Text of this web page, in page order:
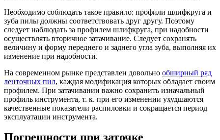
Необходимо соблюдать такое правило: профили шлифкруга и
зуба пилы должны соответствовать друг другу. Поэтому
следует наблюдать за профилем шлифкруга, при надобности
осуществлять вторичное затачивание. Следует сохранять
величину и форму переднего и заднего угла зуба, выполняя их
изменение при надобности.
На современном рынке представлен довольно обширный ряд
ленточных пил, каждая модификация которых обладает своим
профилем. При затачивании важно сохранить изначальный
профиль инструмента, т. к. при его изменении ухудшаются
качественные показатели распиловки и сокращается период
эксплуатации инструмента.
Погрешности при заточке